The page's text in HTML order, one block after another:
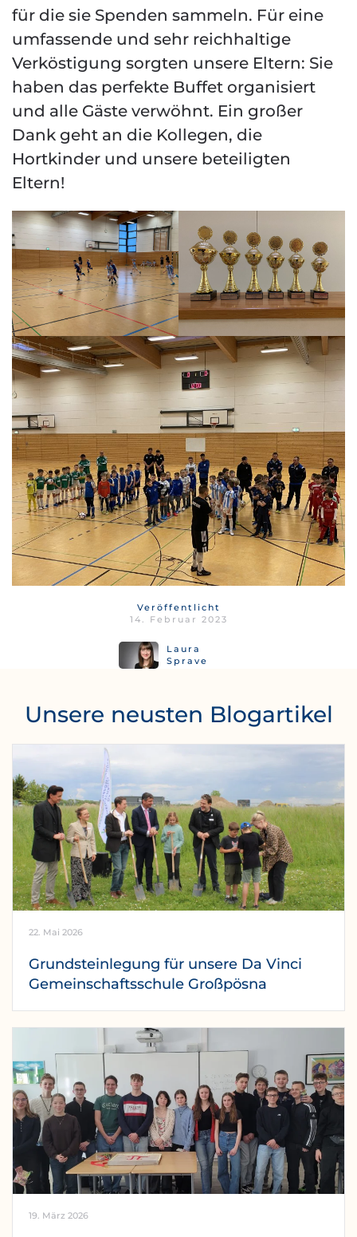
für die sie Spenden sammeln. Für eine
umfassende und sehr reichhaltige
Verköstigung sorgten unsere Eltern: Sie
haben das perfekte Buffet organisiert
und alle Gäste verwöhnt. Ein großer
Dank geht an die Kollegen, die
Hortkinder und unsere beteiligten
Eltern!
Veröffentlicht
14. Februar 2023
Laura
Sprave
Unsere neusten Blogartikel
22. Mai 2026
Grundsteinlegung für unsere Da Vinci
Gemeinschaftsschule Großpösna
19. März 2026